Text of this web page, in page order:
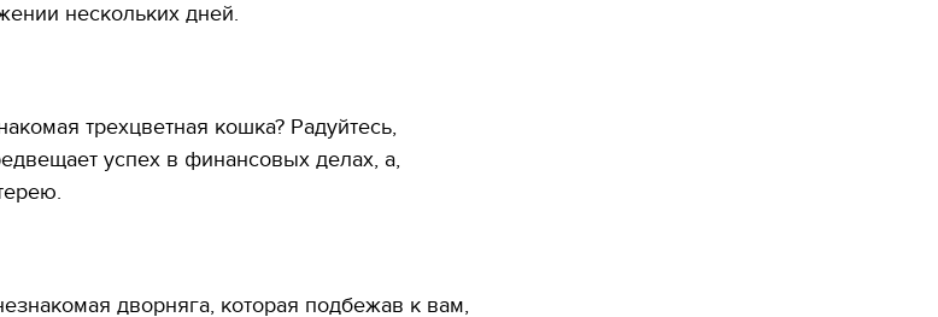
нескольких дней.
трехцветная кошка? Радуйтесь,
успех в финансовых делах, а,
дворняга, которая подбежав к вам,